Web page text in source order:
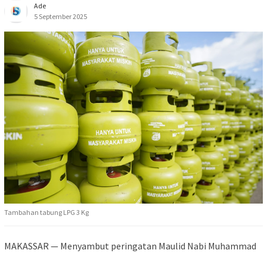
Ade
5 September 2025
Tambahan tabung LPG 3 Kg
MAKASSAR — Menyambut peringatan Maulid Nabi Muhammad